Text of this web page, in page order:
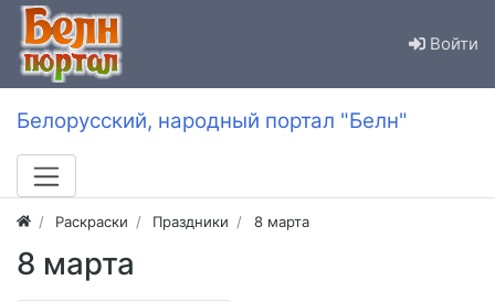
Войти
Белорусский, народный портал "Белн"
Раскраски Праздники 8 марта
8 марта